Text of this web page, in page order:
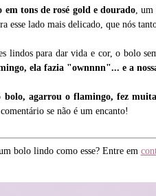
em tons derosé gold e dourado ,
lado mais delicado, que nós
lindos para dar vida e cor, o bolo
ela fazia "ownnnn"... e a
agarrou o flamingo, fez
se não é um encanto!
bolo lindo como esse? Entre em